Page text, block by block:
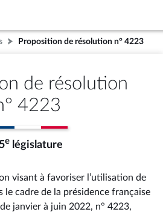
Proposition de résolution n° 4223
de résolution
4223
e législature
visant à favoriser l’utilisation de
le cadre de la présidence française
janvier à juin 2022, n° 4223,